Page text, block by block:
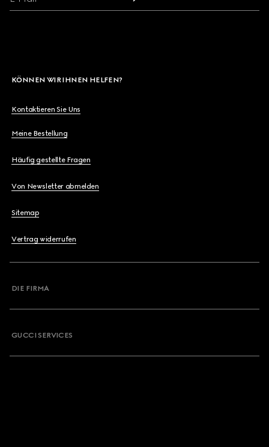
KÖNNEN WIR IHNEN HELFEN?
Kontaktieren Sie Uns
Meine Bestellung
Häufig gestellte Fragen
Von Newsletter abmelden
Sitemap
Vertrag widerrufen
DIE FIRMA
GUCCI SERVICES